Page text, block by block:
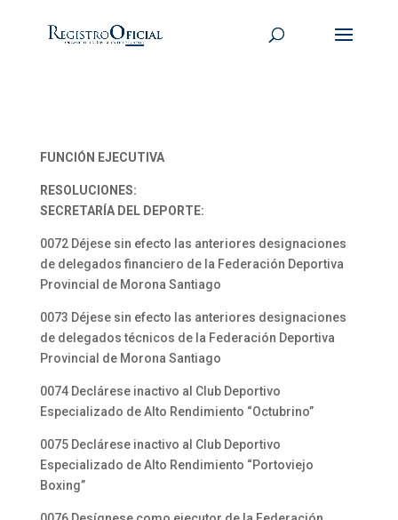
FUNCIÓN EJECUTIVA
RESOLUCIONES:
SECRETARÍA DEL DEPORTE:
0072 Déjese sin efecto las anteriores designaciones
de delegados financiero de la Federación Deportiva
Provincial de Morona Santiago
0073 Déjese sin efecto las anteriores designaciones
de delegados técnicos de la Federación Deportiva
Provincial de Morona Santiago
0074 Declárese inactivo al Club Deportivo
Especializado de Alto Rendimiento “Octubrino”
0075 Declárese inactivo al Club Deportivo
Especializado de Alto Rendimiento “Portoviejo
Boxing”